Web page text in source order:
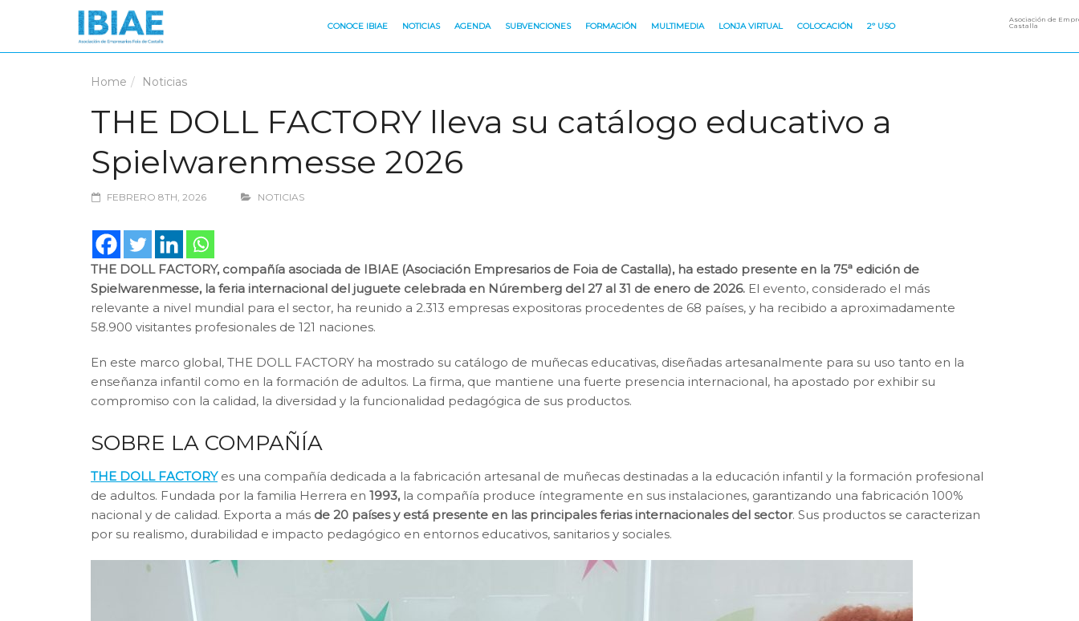
CONOCE IBIAE NOTICIAS AGENDA SUBVENCIONES FORMACIÓN MULTIMEDIA LONJA VIRTUAL COLOCACIÓN 2º USO
Asociación de
Castalla
Home Noticias
THE DOLL FACTORY lleva su catálogo educativo a
Spielwarenmesse 2026
FEBRERO 8TH, 2026 NOTICIAS
THE DOLL FACTORY, compañía asociada de IBIAE (Asociación Empresarios de Foia de Castalla), ha estado presente en la 75ª edición de
Spielwarenmesse, la feria internacional del juguete celebrada en Núremberg del 27 al 31 de enero de 2026. El evento, considerado el más
relevante a nivel mundial para el sector, ha reunido a 2.313 empresas expositoras procedentes de 68 países, y ha recibido a aproximadamente
58.900 visitantes profesionales de 121 naciones.
En este marco global, THE DOLL FACTORY ha mostrado su catálogo de muñecas educativas, diseñadas artesanalmente para su uso tanto en la
enseñanza infantil como en la formación de adultos. La firma, que mantiene una fuerte presencia internacional, ha apostado por exhibir su
compromiso con la calidad, la diversidad y la funcionalidad pedagógica de sus productos.
SOBRE LA COMPAÑÍA
THE DOLL FACTORYes una compañía dedicada a la fabricación artesanal de muñecas destinadas a la educación infantil y la formación profesional
de adultos. Fundada por la familia Herrera en 1993, la compañía produce íntegramente en sus instalaciones, garantizando una fabricación 100%
nacional y de calidad. Exporta a más de 20 países y está presente en las principales ferias internacionales del sector. Sus productos se caracterizan
por su realismo, durabilidad e impacto pedagógico en entornos educativos, sanitarios y sociales.